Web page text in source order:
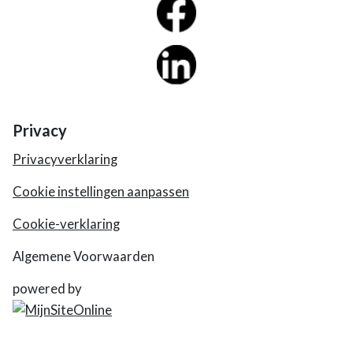
Privacy
Privacyverklaring
Cookie instellingen aanpassen
Cookie-verklaring
Algemene Voorwaarden
powered by